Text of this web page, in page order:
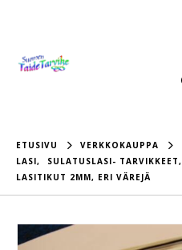
ETUSIVU
VERKKOKAUPPA
LASI, SULATUSLASI- TARVIKKEET,
LASITIKUT 2MM, ERI VÄREJÄ